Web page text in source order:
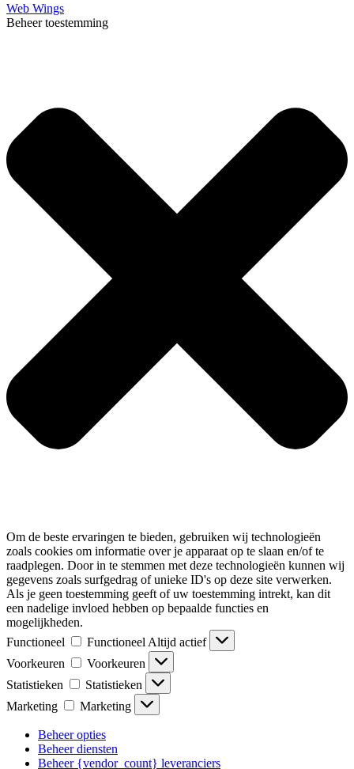
Web Wings
Beheer toestemming
Om de beste ervaringen te bieden, gebruiken wij technologieën
zoals cookies om informatie over je apparaat op te slaan en/of te
raadplegen. Door in te stemmen met deze technologieën kunnen wij
gegevens zoals surfgedrag of unieke ID's op deze site verwerken.
Als je geen toestemming geeft of uw toestemming intrekt, kan dit
een nadelige invloed hebben op bepaalde functies en
mogelijkheden.
Functioneel
Functioneel Altijd actief
Voorkeuren
Voorkeuren
Statistieken
Statistieken
Marketing
Marketing
Beheer opties
Beheer diensten
Beheer {vendor_count} leveranciers